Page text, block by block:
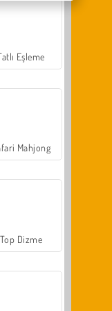
Eşleme
Mahjong
Top Dizme